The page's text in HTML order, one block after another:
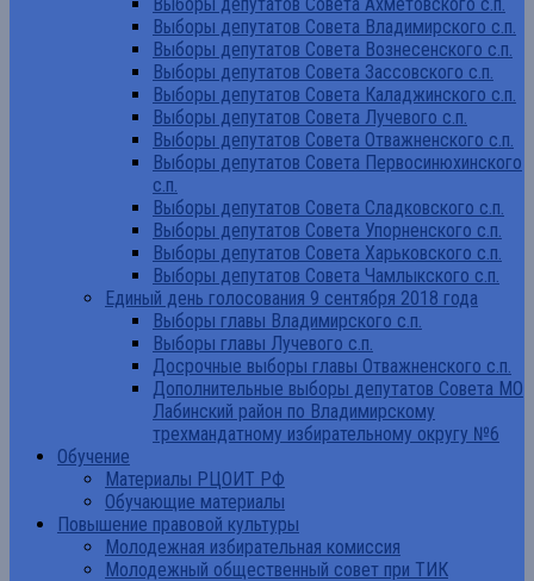
Выборы депутатов Совета Владимирского с.п.
Выборы депутатов Совета Вознесенского с.п.
Выборы депутатов Совета Зассовского с.п.
Выборы депутатов Совета Каладжинского с.п.
Выборы депутатов Совета Лучевого с.п.
Выборы депутатов Совета Отважненского с.п.
Выборы депутатов Совета Первосинюхинского
с.п.
Выборы депутатов Совета Сладковского с.п.
Выборы депутатов Совета Упорненского с.п.
Выборы депутатов Совета Харьковского с.п.
Выборы депутатов Совета Чамлыкского с.п.
Единый день голосования 9 сентября 2018 года
Выборы главы Владимирского с.п.
Выборы главы Лучевого с.п.
Досрочные выборы главы Отважненского с.п.
Дополнительные выборы депутатов Совета МО
Лабинский район по Владимирскому
трехмандатному избирательному округу №6
Обучение
Материалы РЦОИТ РФ
Обучающие материалы
Повышение правовой культуры
Молодежная избирательная комиссия
Молодежный общественный совет при ТИК